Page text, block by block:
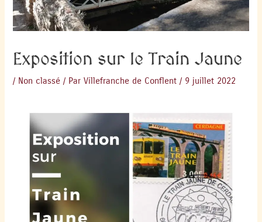
Exposition sur le Train Jaune
/ Non classé / ParVillefranche de Conflent / 9 juillet 2022